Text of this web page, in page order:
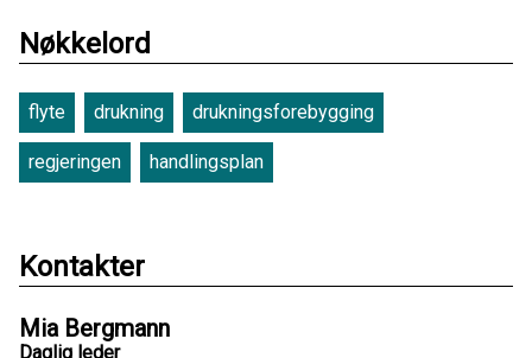
Nøkkelord
flyte drukning drukningsforebygging
regjeringen handlingsplan
Kontakter
Mia Bergmann
Daglig leder